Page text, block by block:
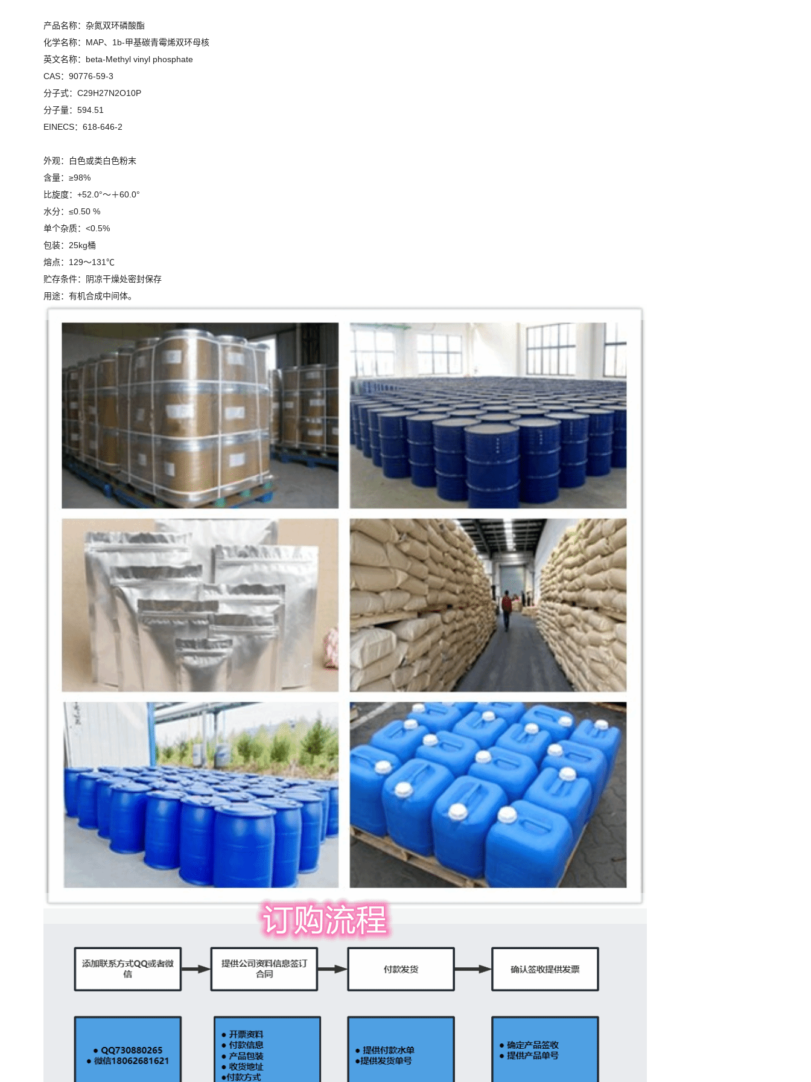
产品名称：杂氮双环磷酸酯
化学名称：MAP、1b-甲基碳青霉烯双环母核
英文名称：beta-Methyl vinyl phosphate
CAS：90776-59-3
分子式：C29H27N2O10P
分子量：594.51
EINECS：618-646-2
外观：白色或类白色粉末
含量：≥98%
比旋度：+52.0°～＋60.0°
水分：≤0.50 %
单个杂质：<0.5%
包装：25kg桶
熔点：129～131℃
贮存条件：阴凉干燥处密封保存
用途：有机合成中间体。